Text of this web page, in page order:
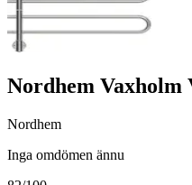
Nordhem Vaxholm
Nordhem
Inga omdömen ännu